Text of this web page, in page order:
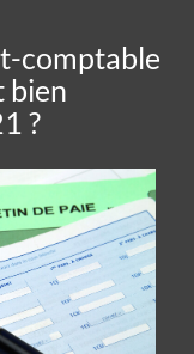
comptable
bien
?